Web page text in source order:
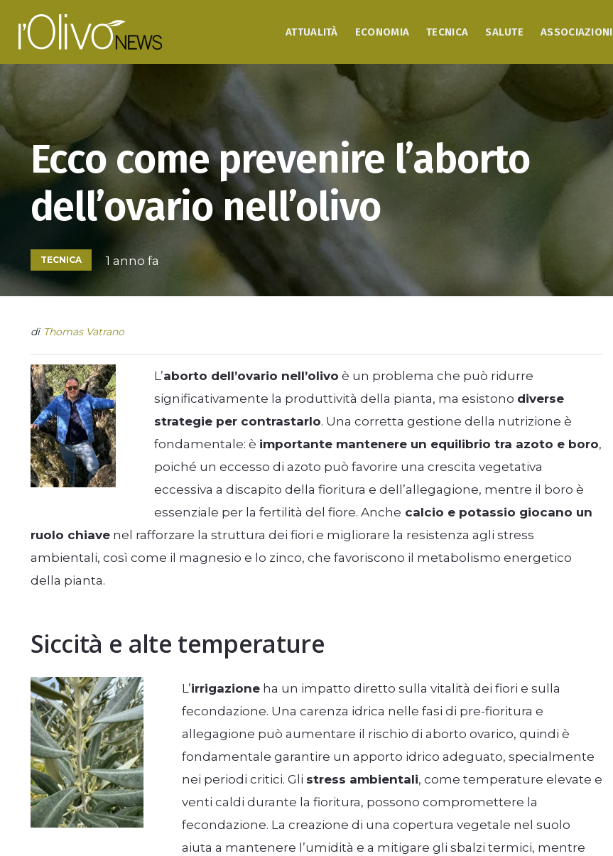
ATTUALITÀ ECONOMIA TECNICA SALUTE ASSOCIAZIONI
Ecco come prevenire l’aborto
dell’ovario nell’olivo
TECNICA 1 anno fa
di Thomas Vatrano
L’aborto dell’ovario nell’olivo è un problema che può ridurre
significativamente la produttività della pianta, ma esistono diverse
strategie per contrastarlo. Una corretta gestione della nutrizione è
fondamentale: è importante mantenere un equilibrio tra azoto e boro,
poiché un eccesso di azoto può favorire una crescita vegetativa
eccessiva a discapito della fioritura e dell’allegagione, mentre il boro è
essenziale per la fertilità del fiore. Anche calcio e potassio giocano un
ruolo chiavenel rafforzare la struttura dei fiori e migliorare la resistenza agli stress
ambientali, così come il magnesio e lo zinco, che favoriscono il metabolismo energetico
della pianta.
Siccità e alte temperature
L’irrigazioneha un impatto diretto sulla vitalità dei fiori e sulla
fecondazione. Una carenza idrica nelle fasi di pre-fioritura e
allegagione può aumentare il rischio di aborto ovarico, quindi è
fondamentale garantire un apporto idrico adeguato, specialmente
nei periodi critici. Gli stress ambientali, come temperature elevate e
venti caldi durante la fioritura, possono compromettere la
fecondazione. La creazione di una copertura vegetale nel suolo
aiuta a mantenere l’umidità e a mitigare gli sbalzi termici, mentre